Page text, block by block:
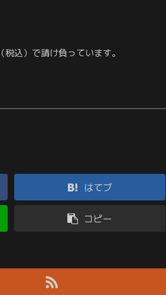
込）で請け負っています。
はてブ
コピー